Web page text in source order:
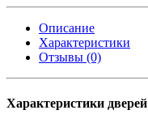
Описание
Характеристики
Отзывы (0)
Характеристики дверей